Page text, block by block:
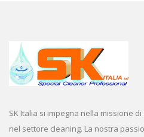
SK Italia si impegna nella missione
nel settore cleaning. La nostra